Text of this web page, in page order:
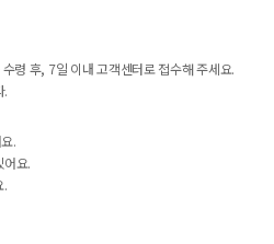
령 후, 7일 이내 고객센터로 접수해 주세요.
.
.
어요.
.